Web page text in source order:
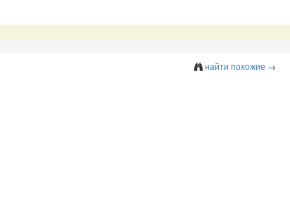
найти похожие →